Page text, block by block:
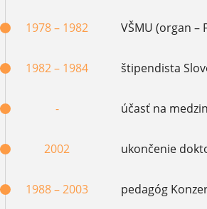
1978 – 1982 VŠMU (organ –
1982 – 1984 štipendista
- účasť na
2002 ukončenie
1988 – 2003 pedagóg